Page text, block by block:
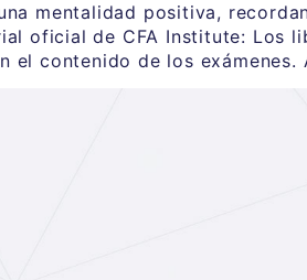
mentalidad positiva,
oficial de CFA Institute: Los
el contenido de los